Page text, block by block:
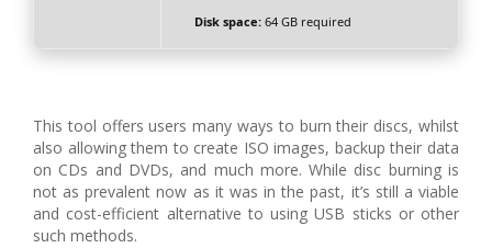
Disk space:64 GB required
This tool offers users many ways to burn their discs, whilst
also allowing them to create ISO images, backup their data
on CDs and DVDs, and much more. While disc burning is
not as prevalent now as it was in the past, it’s still a viable
and cost-efficient alternative to using USB sticks or other
such methods.